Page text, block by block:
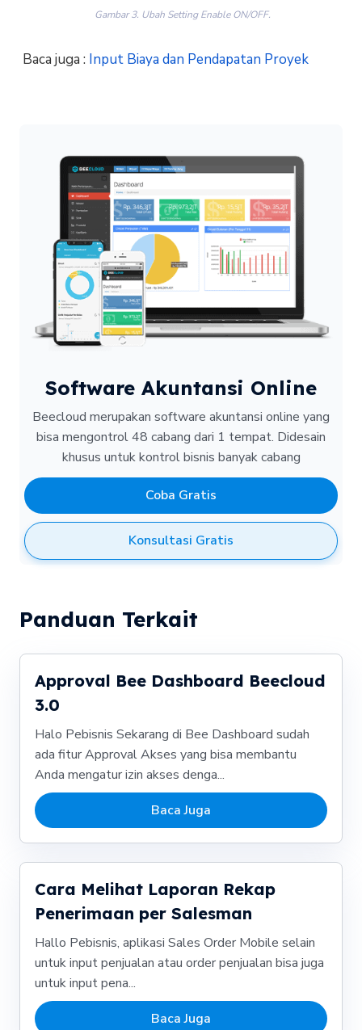
Gambar 3. Ubah Setting Enable ON/OFF.
Baca juga : Input Biaya dan Pendapatan Proyek
Software Akuntansi Online
Beecloud merupakan software akuntansi online yang
bisa mengontrol 48 cabang dari 1 tempat. Didesain
khusus untuk kontrol bisnis banyak cabang
Coba Gratis
Konsultasi Gratis
Panduan Terkait
Approval Bee Dashboard Beecloud
3.0
Halo Pebisnis Sekarang di Bee Dashboard sudah
ada fitur Approval Akses yang bisa membantu
Anda mengatur izin akses denga...
Baca Juga
Cara Melihat Laporan Rekap
Penerimaan per Salesman
Hallo Pebisnis, aplikasi Sales Order Mobile selain
untuk input penjualan atau order penjualan bisa juga
untuk input pena...
Baca Juga